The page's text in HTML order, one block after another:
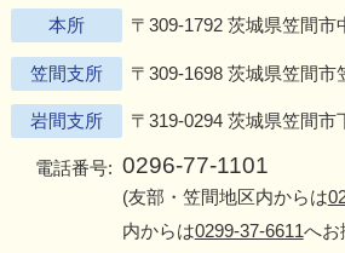
本所 〒309-1792 茨城県笠間市
笠間支所 〒309-1698 茨城県笠間市
岩間支所 〒319-0294 茨城県笠間市
電話番号: 0296-77-1101
(友部・笠間地区内からは
内からは0299-37-6611へお